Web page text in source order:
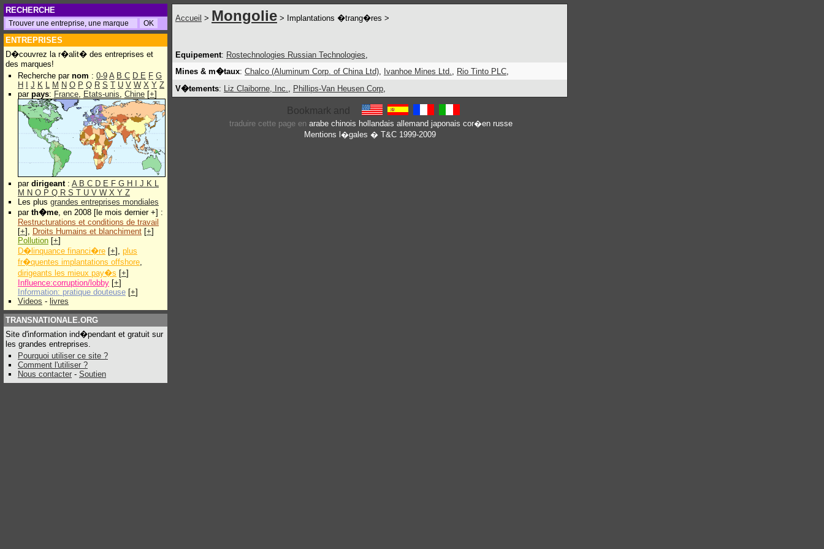
RECHERCHE
ENTREPRISES
D�couvrez la r�alit� des entreprises et
des marques!
Recherche par nom : 0-9 A B C D E F G
H
J K L M N O P Q R S T U V W X Y Z
par pays: France, Etats-unis, Chine [+]
par dirigeant: A B C D E F G H J K L
M N O P Q R S T U V W X Y Z
Les plus grandes entreprises mondiales
par th�me, en 2008 [le mois dernier +] :
Restructurations et conditions de travail
[+], Droits Humains et blanchiment [+]
Pollution [+]
D�linquance financi�re [+], plus
fr�quentes implantations offshore,
dirigeants les mieux pay�s [+]
Influence:corruption/lobby [+]
Information: pratique douteuse [+]
Videos - livres
TRANSNATIONALE.ORG
Site d'information ind�pendant et gratuit sur
les grandes entreprises.
Pourquoi utiliser ce site ?
Comment l'utiliser ?
Nous contacter - Soutien
Accueil > Mongolie > Implantations �trang�res >
Equipement: Rostechnologies Russian Technologies,
Mines & m�taux: Chalco (Aluminum Corp. of China Ltd), Ivanhoe Mines Ltd., Rio Tinto PLC,
V�tements: Liz Claiborne, Inc., Phillips-Van Heusen Corp,
traduire cette page en arabe chinois hollandais allemand japonais cor�en russe
Mentions l�gales � T&C 1999-2009